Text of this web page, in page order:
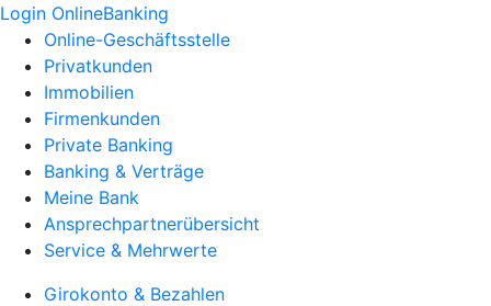
Login OnlineBanking
Online-Geschäftsstelle
Privatkunden
Immobilien
Firmenkunden
Private Banking
Banking & Verträge
Meine Bank
Ansprechpartnerübersicht
Service & Mehrwerte
Girokonto & Bezahlen